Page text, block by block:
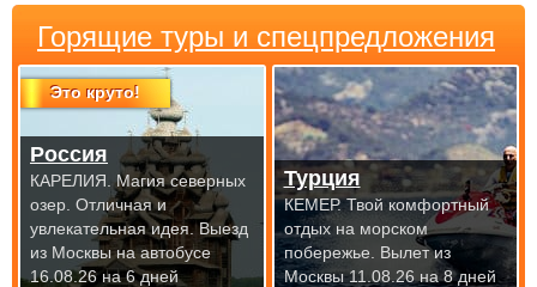
Горящие туры и спецпредложения
Это круто!
Россия
КАРЕЛИЯ. Магия северных
озер. Отличная и
увлекательная идея.Выезд
из Москвы на автобусе
16.08.26 на 6 дней
Турция
КЕМЕР. Твой комфортный
отдых на морском
побережье. Вылет из
Москвы 11.08.26 на 8 дней